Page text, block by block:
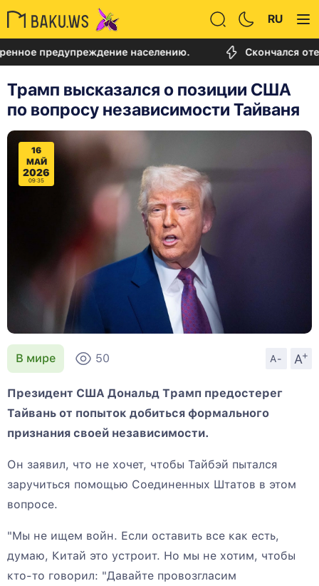
RU
населению. Скончался отец
Трамп высказался о позиции США
по вопросу независимости Тайваня
16
МАЙ
2026
09:35
В мире 50 A- A
+
Президент США Дональд Трамп предостерег
Тайвань от попыток добиться формального
признания своей независимости.
Он заявил, что не хочет, чтобы Тайбэй пытался
заручиться помощью Соединенных Штатов в этом
вопросе.
"Мы не ищем войн. Если оставить все как есть,
думаю, Китай это устроит. Но мы не хотим, чтобы
кто-то говорил: "Давайте провозгласим